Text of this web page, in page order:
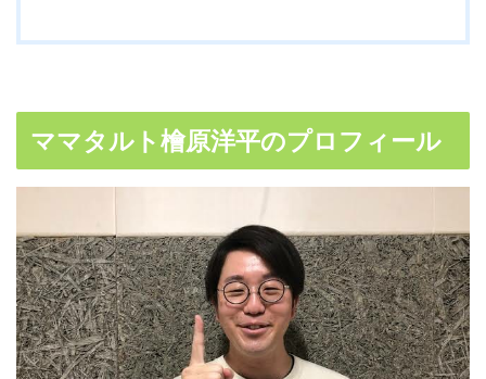
ママタルト檜原洋平のプロフィール